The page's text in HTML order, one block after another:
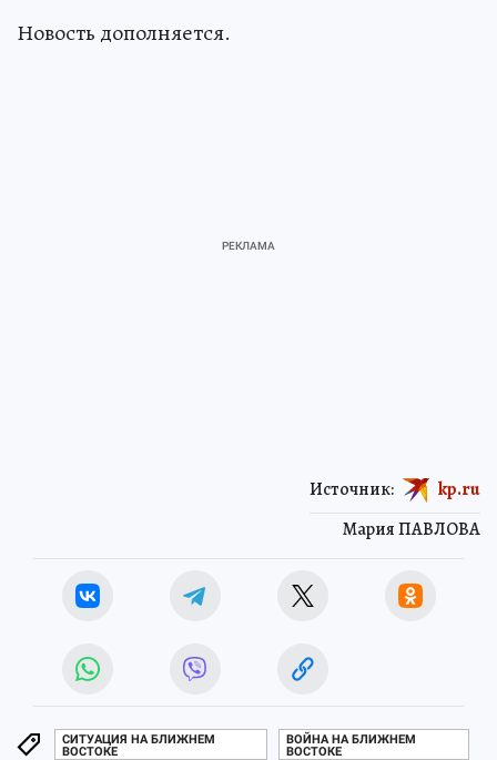
Новость дополняется.
Мария ПАВЛОВА
Источник: kp.ru
СИТУАЦИЯ НА БЛИЖНЕМ
ВОСТОКЕ
ВОЙНА НА БЛИЖНЕМ
ВОСТОКЕ